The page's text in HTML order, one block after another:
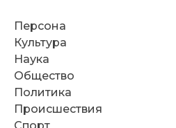
Персона
Культура
Наука
Общество
Политика
Происшествия